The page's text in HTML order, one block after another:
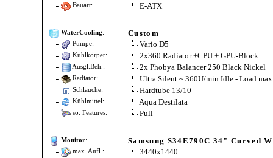
Bauart: E-ATX
WaterCooling: Custom
Pumpe: Vario D5
Kühlkörper: 2x360 Radiator +CPU + GPU-Block
Ausgl.Beh.: 2x Phobya Balancer 250 Black Nickel
Radiator: Ultra Silent ~ 360U/min Idle - Load
Schläuche: Hardtube 13/10
Kühlmittel: Aqua Destilata
so. Features: Pull
Monitor: Samsung S34E790C 34" Curved
max. Aufl.: 3440x1440